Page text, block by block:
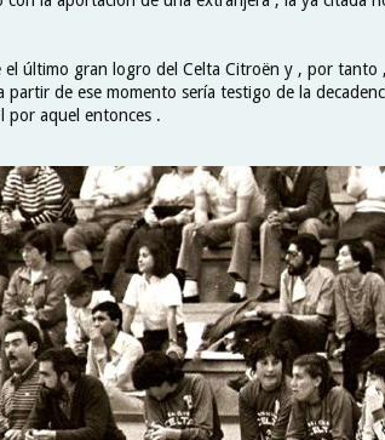
último gran logro del Celta Citroën y , por tanto
partir de ese momento sería testigo de la
por aquel entonces .